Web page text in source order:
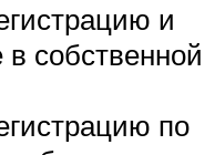
и
собственной
по